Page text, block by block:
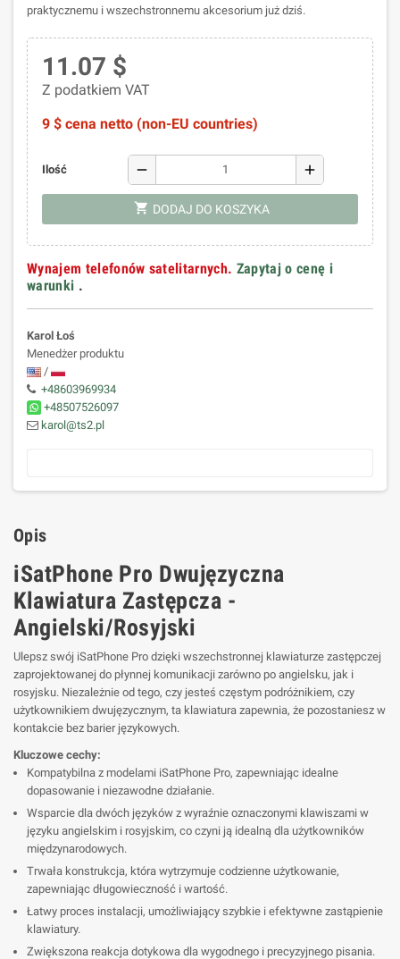
praktycznemu i wszechstronnemu akcesorium już dziś.
11.07 $
Z podatkiem VAT
9 $ cena netto (non-EU countries)
Ilość remove add
shopping_cart DODAJ DO KOSZYKA
Wynajem telefonów satelitarnych. Zapytaj o cenę i
warunki .
Karol Łoś
Menedżer produktu
/
+48603969934
+48507526097
karol@ts2.pl
Opis
iSatPhone Pro Dwujęzyczna
Klawiatura Zastępcza -
Angielski/Rosyjski
Ulepsz swój iSatPhone Pro dzięki wszechstronnej klawiaturze zastępczej
zaprojektowanej do płynnej komunikacji zarówno po angielsku, jak i
rosyjsku. Niezależnie od tego, czy jesteś częstym podróżnikiem, czy
użytkownikiem dwujęzycznym, ta klawiatura zapewnia, że pozostaniesz w
kontakcie bez barier językowych.
Kluczowe cechy:
Kompatybilna z modelami iSatPhone Pro, zapewniając idealne
dopasowanie i niezawodne działanie.
Wsparcie dla dwóch języków z wyraźnie oznaczonymi klawiszami w
języku angielskim i rosyjskim, co czyni ją idealną dla użytkowników
międzynarodowych.
Trwała konstrukcja, która wytrzymuje codzienne użytkowanie,
zapewniając długowieczność i wartość.
Łatwy proces instalacji, umożliwiający szybkie i efektywne zastąpienie
klawiatury.
Zwiększona reakcja dotykowa dla wygodnego i precyzyjnego pisania.